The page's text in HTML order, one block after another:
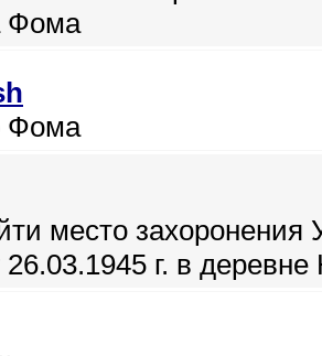
Фома
Фома
место
г. в